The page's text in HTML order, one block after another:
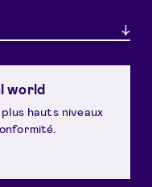
world
hauts niveaux